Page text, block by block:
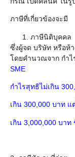
ภาษีที่เกี่ยวข้องจะมี
ภาษีนิติบุคคล
ซึ่งผู้จด บริษัท หรือห้
โดยคำนวณจาก กำไ
SME
กำไรสุทธิไ
เกิน 300,000
เกิน